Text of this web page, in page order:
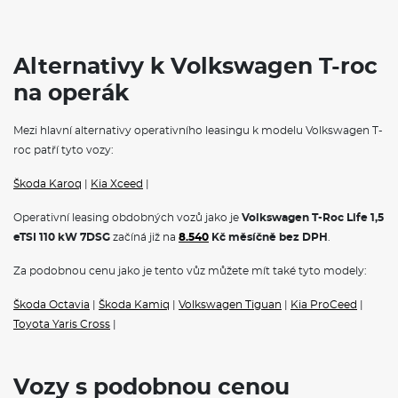
Kryty vnějších zpětných zrcátek: lakované v barvě střechy
Chromované provedení ovládacích prvků: ovládání oken a
zpětných zrcátek
aktivní při rychlosti nad 65 km/h
Podélné střešní nosiče: černé
nastavitelná, vyhřívaná, s funkcí automatického naklopení
Rozpoznávání dopravních značek
pruhu (hlídání "mrtvého úhlu"), upozornění na hrozící
zrcátku, asistent Rear Traffic Alert sledující provoz za vozem
Asistenční systém pro odbočování: s funkcí brzdění a podpory
řízení při vyhýbacím manévru
Zcela sklopné opěradlo spolujezdce
Alternativy k Volkswagen T-roc
na operák
Mezi hlavní alternativy operativního leasingu k modelu Volkswagen T-
roc patří tyto vozy:
Škoda Karoq Kia Xceed
Operativní leasing obdobných vozů jako je Volkswagen T-Roc Life 1,5
eTSI 110 kW 7DSG začíná již na 8.540 Kč měsíčně bez DPH
Za podobnou cenu jako je tento vůz můžete mít také tyto modely:
Škoda Octavia Škoda Kamiq Volkswagen Tiguan Kia ProCeed
Toyota Yaris Cross
Vozy s podobnou cenou